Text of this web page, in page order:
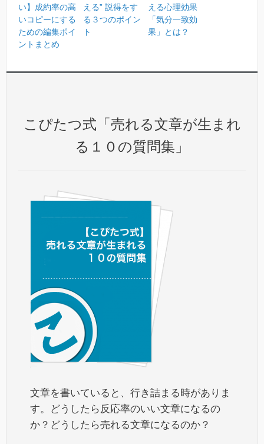
い】成約率の高
いコピーにする
ための編集ポイ
ントまとめ
える” 説得をす
る３つのポイン
ト
える心理効果
「気分一致効
果」とは？
こぴたつ式「売れる文章が生まれ
る１０の質問集」
文章を書いていると、行き詰まる時がありま
す。どうしたら反応率のいい文章になるの
か？どうしたら売れる文章になるのか？